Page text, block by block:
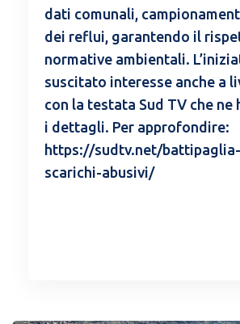
dati comunali,
dei reflui, garantendo il
normative ambientali.
suscitato interesse anche a
con la testata Sud TV che
i dettagli. Per approfondire:
https://sudtv.net/
scarichi-abusivi/